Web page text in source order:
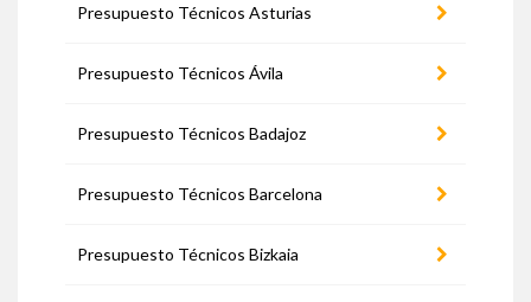
Presupuesto Técnicos Asturias
Presupuesto Técnicos Ávila
Presupuesto Técnicos Badajoz
Presupuesto Técnicos Barcelona
Presupuesto Técnicos Bizkaia